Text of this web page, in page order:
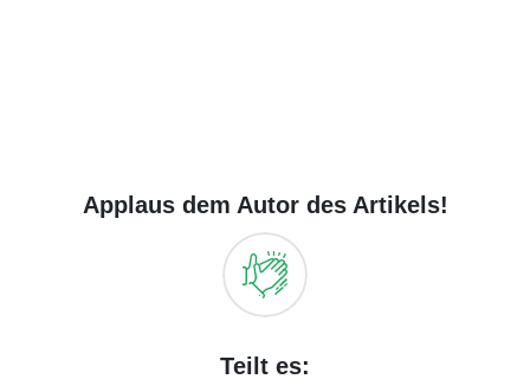
Applaus dem Autor des Artikels!
Teilt es: